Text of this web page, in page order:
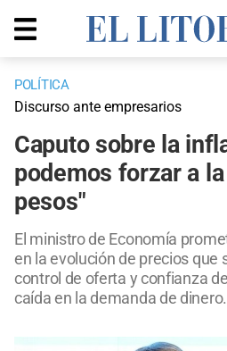
POLÍTICA
Discurso ante empresarios
Caputo sobre la
podemos forzar a
pesos"
El ministro de Economía
en la evolución de precios que
control de oferta y confianza
caída en la demanda de dinero.